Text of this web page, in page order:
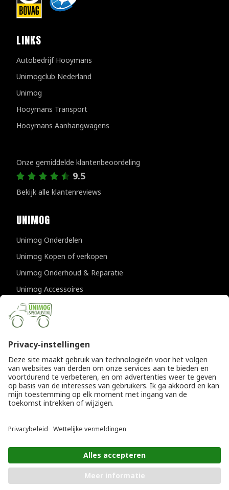
PLAATS IN WINKELWAGEN
LINKS
Autobedrijf Hooymans
Unimogclub Nederland
Unimog
Hooymans Transport
Hooymans Aanhangwagens
Onze gemiddelde klantenbeoordeling
9.5
Bekijk alle klantenreviews
UNIMOG
Unimog Onderdelen
Unimog Kopen of verkopen
Unimog Onderhoud & Reparatie
Unimog Accessoires
Unimog APK-keuringen
CONTACTGEGEVENS
Unimogspecialist
5334 JK Velddriel
T0418 632073
Einfo@unimogspecialist.nl
© Copyright 2026
Algemene voorwaarden|
Privacyverklaring